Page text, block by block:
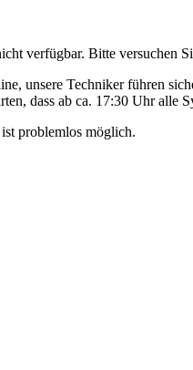
verfügbar. Bitte versuchen
unsere Techniker führen
dass ab ca. 17:30 Uhr alle
problemlos möglich.